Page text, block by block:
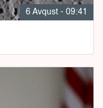
6 Avqust - 09:41